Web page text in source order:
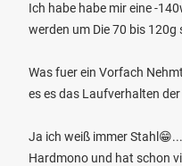
Ich habe habe mir eine -
werden um Die 70 bis 120g
Was fuer ein Vorfach
es es das Laufverhalten
Ja ich weiß immer
Hardmono und hat schon